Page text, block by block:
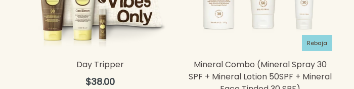
Day Tripper
Precio
$38.00
Rebaja
Mineral Combo (Mineral Spray 30
SPF + Mineral Lotion 50SPF + Mineral